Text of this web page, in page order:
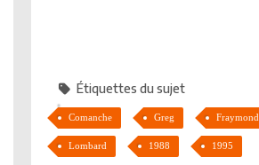
Étiquettes du sujet
Comanche Greg Fraymond
Lombard 1988 1995